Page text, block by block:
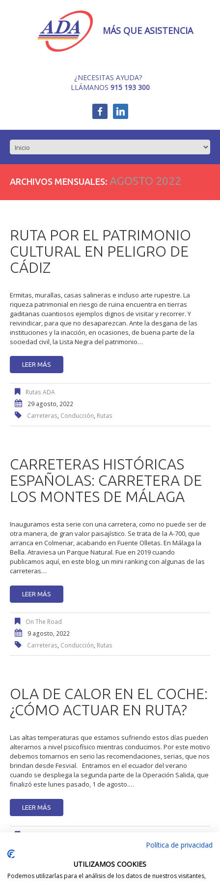
MÁS QUE ASISTENCIA
¿NECESITAS AYUDA?
LLÁMANOS 915 193 300
ARCHIVOS MENSUALES: AGOSTO 2022
RUTA POR EL PATRIMONIO
CULTURAL EN PELIGRO DE
CÁDIZ
Ermitas, murallas, casas salineras e incluso arte rupestre. La
riqueza patrimonial en riesgo de ruina encuentra en tierras
gaditanas cuantiosos ejemplos dignos de visitar y recorrer. Y
reivindicar, para que no desaparezcan. Ante la desgana de las
instituciones y la inacción, en ocasiones, de buena parte de la
sociedad civil, la Lista Negra del patrimonio…
LEER MÁS
Rutas ADA
29 agosto, 2022
Carreteras, Conducción, Rutas
CARRETERAS HISTÓRICAS
ESPAÑOLAS: CARRETERA DE
LOS MONTES DE MÁLAGA
Inauguramos esta serie con una carretera, como no puede ser de
otra manera, de gran valor paisajístico. Se trata de la A-700, que
arranca en Colmenar, acabando en Fuente Olletas. En Málaga la
Bella. Atraviesa un Parque Natural. Fue en 2019 cuando
publicamos aquí, en este blog, un mini ranking con algunas de las
carreteras…
LEER MÁS
On The Road
9 agosto, 2022
Carreteras, Conducción, Rutas
OLA DE CALOR EN EL COCHE:
¿CÓMO ACTUAR EN RUTA?
Las altas temperaturas que estamos sufriendo estos días pueden
alterarnos a nivel psicofísico mientras conducimos. Por este motivo
debemos tomarnos en serio las recomendaciones, serias, que nos
brindan desde Fesvial. Entramos en el ecuador del verano
cuando se despliega la segunda parte de la Operación Salida, que
finalizó este lunes pasado, 1 de agosto.…
LEER MÁS
Política de privacidad
UTILIZAMOS COOKIES
Podemos utilizarlas para el análisis de los datos de nuestros visitantes,